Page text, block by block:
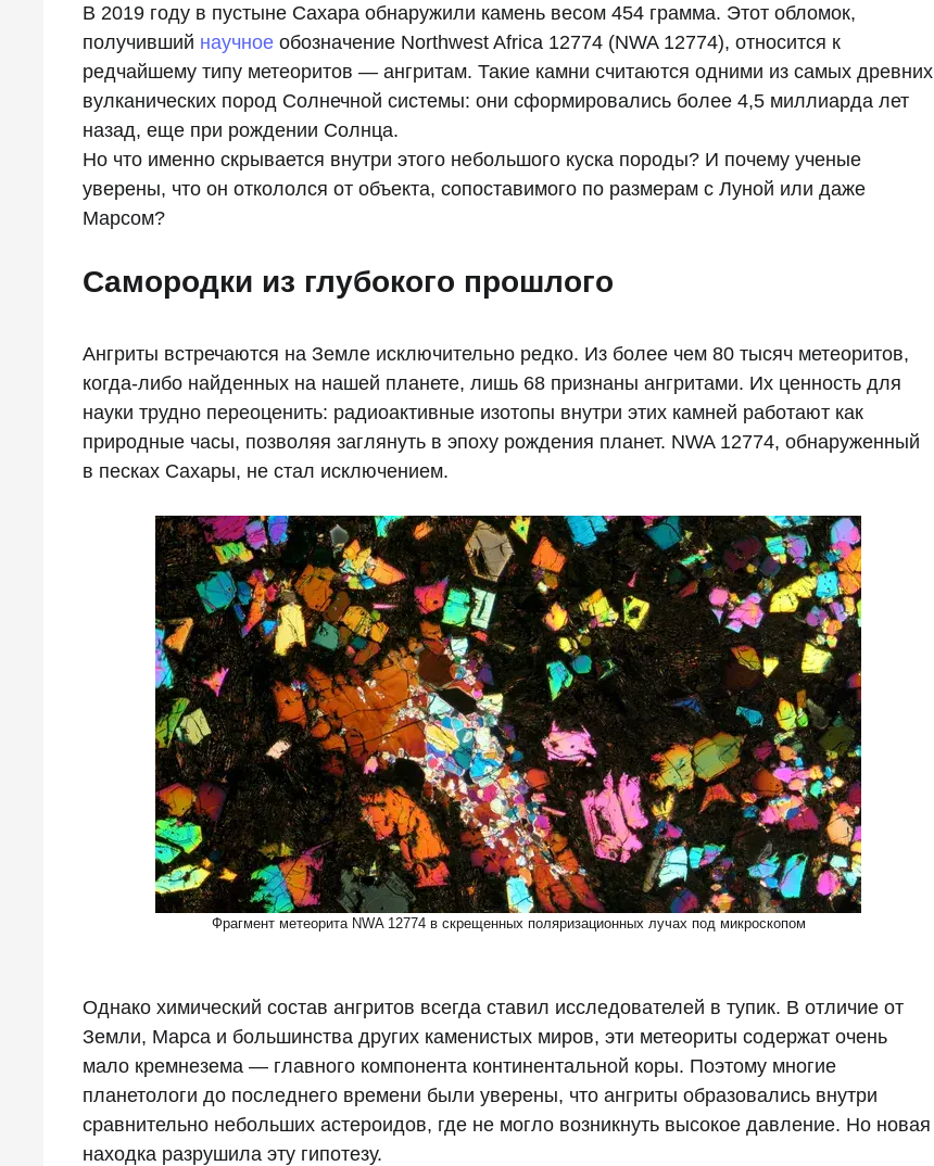
В 2019 году в пустыне Сахара обнаружили камень весом 454 грамма. Этот обломок,
получивший научное обозначение Northwest Africa 12774 (NWA 12774), относится к
редчайшему типу метеоритов — ангритам. Такие камни считаются одними из самых древних
вулканических пород Солнечной системы: они сформировались более 4,5 миллиарда лет
назад, еще при рождении Солнца.
Но что именно скрывается внутри этого небольшого куска породы? И почему ученые
уверены, что он откололся от объекта, сопоставимого по размерам с Луной или даже
Марсом?
Самородки из глубокого прошлого
Ангриты встречаются на Земле исключительно редко. Из более чем 80 тысяч метеоритов,
когда-либо найденных на нашей планете, лишь 68 признаны ангритами. Их ценность для
науки трудно переоценить: радиоактивные изотопы внутри этих камней работают как
природные часы, позволяя заглянуть в эпоху рождения планет. NWA 12774, обнаруженный
в песках Сахары, не стал исключением.
Фрагмент метеорита NWA 12774 в скрещенных поляризационных лучах под микроскопом
Однако химический состав ангритов всегда ставил исследователей в тупик. В отличие от
Земли, Марса и большинства других каменистых миров, эти метеориты содержат очень
мало кремнезема — главного компонента континентальной коры. Поэтому многие
планетологи до последнего времени были уверены, что ангриты образовались внутри
сравнительно небольших астероидов, где не могло возникнуть высокое давление. Но новая
находка разрушила эту гипотезу.